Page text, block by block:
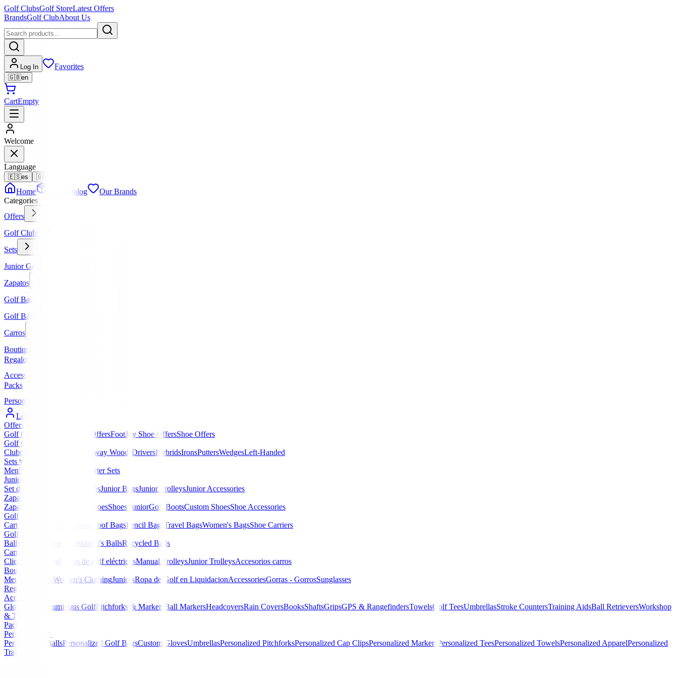
Golf ClubsGolf StoreLatest Offers
BrandsGolf ClubAbout Us
Log In Favorites
🇬🇧en
CartEmpty
Welcome
Language
🇪🇸es 🇬🇧
Home Full Catalog
Our Brands
Categories
Offers
Golf Clubs
Sets
Junior Golf
Zapatos
Golf Bags
Golf Balls
Carros
Boutique
Regalos
Accessories
Packs
Personalized
Log In / Register
Offers
Golf Club Offers
Golf Bag OffersFootJoy Shoe OffersShoe Offers
Golf Clubs
Clubmaker
Fairway Woods DriversHybridsIronsPuttersWedgesLeft-Handed
Sets▼
Men's Starter Sets
Ladies Starter Sets
Junior Golf
Set de golf Junior
Junior ClubsJunior BagsJunior TrolleysJunior Accessories
Zapatos
Zapatos Hombre
Women's ShoesShoes JuniorGolf BootsCustom ShoesShoe Accessories
Golf Bags
Cart Bags
Waterproof BagsPencil Bags Travel BagsWomen's BagsShoe Carriers
Golf Balls
Balls de Golf Nuevas
Women's BallsRecycled Balls
Carros
Clicgear TrolleysCarros de golf eléctricosManual TrolleysJunior TrolleysAccesorios carros
Boutique
Men's Clothing Women's ClothingJuniorsRopa de Golf en LiquidacionAccessoriesGorras - GorrosSunglasses
Regalos
Accessories
Gloves
Glow/Luminous GolfPitchforks & Markers Ball MarkersHeadcoversRain CoversBooksShaftsGripsGPS & RangefindersTowelsGolf TeesUmbrellasStroke CountersTraining AidsBall RetrieversWorkshop
& Tools
Packs
Personalized
▼
Personalized BallsPersonalized Golf BagsCustom GlovesUmbrellasPersonalized PitchforksPersonalized Cap ClipsPersonalized Markers Personalized TeesPersonalized TowelsPersonalized ApparelPersonalized
Travel Bags